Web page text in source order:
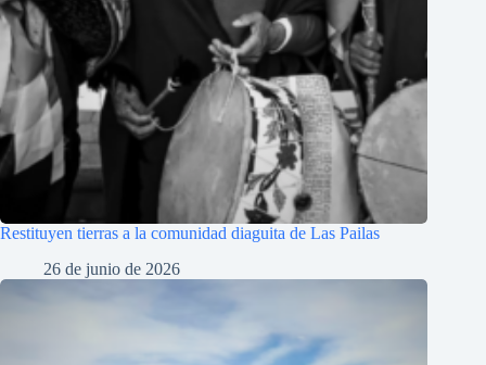
Restituyen tierras a la comunidad diaguita de Las Pailas
26 de junio de 2026